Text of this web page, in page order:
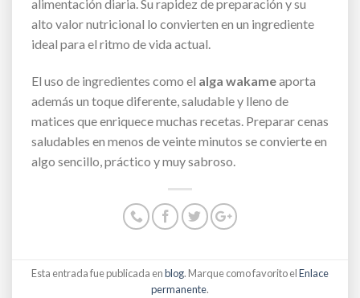
alimentación diaria. Su rapidez de preparación y su
alto valor nutricional lo convierten en un ingrediente
ideal para el ritmo de vida actual.
El uso de ingredientes como el alga wakameaporta
además un toque diferente, saludable y lleno de
matices que enriquece muchas recetas. Preparar cenas
saludables en menos de veinte minutos se convierte en
algo sencillo, práctico y muy sabroso.
Esta entrada fue publicada enblog. Marque como favorito elEnlace
permanente.